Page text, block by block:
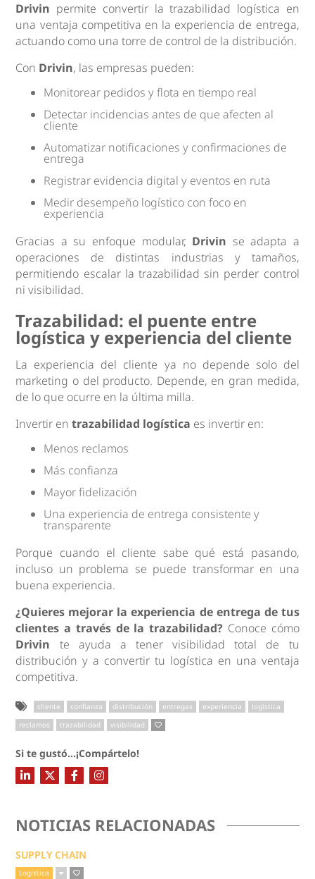
Drivin permite convertir la trazabilidad logística en
una ventaja competitiva en la experiencia de entrega,
actuando como una torre de control de la distribución.
Con Drivin, las empresas pueden:
Monitorear pedidos y flota en tiempo real
Detectar incidencias antes de que afecten al
cliente
Automatizar notificaciones y confirmaciones de
entrega
Registrar evidencia digital y eventos en ruta
Medir desempeño logístico con foco en
experiencia
Gracias a su enfoque modular, Drivin se adapta a
operaciones de distintas industrias y tamaños,
permitiendo escalar la trazabilidad sin perder control
ni visibilidad.
Trazabilidad: el puente entre
logística y experiencia del cliente
La experiencia del cliente ya no depende solo del
marketing o del producto. Depende, en gran medida,
de lo que ocurre en la última milla.
Invertir entrazabilidad logística es invertir en:
Menos reclamos
Más confianza
Mayor fidelización
Una experiencia de entrega consistente y
transparente
Porque cuando el cliente sabe qué está pasando,
incluso un problema se puede transformar en una
buena experiencia.
¿Quieres mejorar la experiencia de entrega de tus
clientes a través de la trazabilidad? Conoce cómo
Drivin te ayuda a tener visibilidad total de tu
distribución y a convertir tu logística en una ventaja
competitiva.
cliente confianza distribución entregas experiencia
logística
reclamos
trazabilidad visibilidad
Si te gustó...¡Compártelo!
NOTICIAS RELACIONADAS
SUPPLY CHAIN
Logística